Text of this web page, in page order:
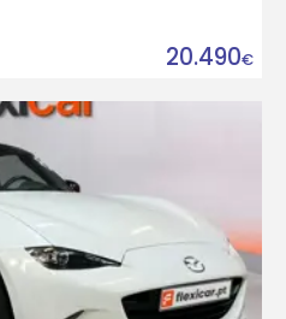
20.490€